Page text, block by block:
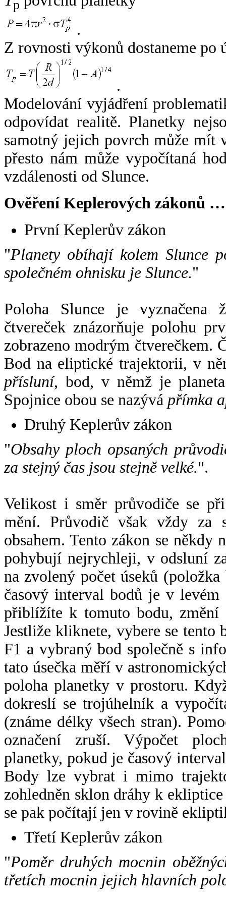
p
.
Z rovnosti výkonů dostaneme po
.
Modelování vyjádření
odpovídat realitě. Planetky
samotný jejich povrch může mít
přesto nám může vypočítaná
vzdálenosti od Slunce.
Ověření Keplerových zákonů …
První Keplerův zákon
"Planety obíhají kolem Slunce
společném ohnisku je Slunce."
Poloha Slunce je vyznačena
čtvereček znázorňuje polohu
zobrazeno modrým čtverečkem.
Bod na eliptické trajektorii, v
přísluní, bod, v němž je
Spojnice obou se nazývá přímka
Druhý Keplerův zákon
"Obsahy ploch opsaných
za stejný čas jsou stejně velké.".
Velikost i směr průvodiče se
mění. Průvodič však vždy za
obsahem. Tento zákon se někdy
pohybují nejrychleji, v odsluní
na zvolený počet úseků
časový interval bodů je v
přiblížíte k tomuto bodu,
Jestliže kliknete, vybere se tento
F1 a vybraný bod společně s
tato úsečka měří v
poloha planetky v prostoru.
dokreslí se trojúhelník a
(známe délky všech stran).
označení zruší. Výpočet
planetky, pokud je časový
Body lze vybrat i mimo
zohledněn sklon dráhy k
se pak počítají jen v rovině
Třetí Keplerův zákon
"Poměr druhých mocnin
třetích mocnin jejich hlavních